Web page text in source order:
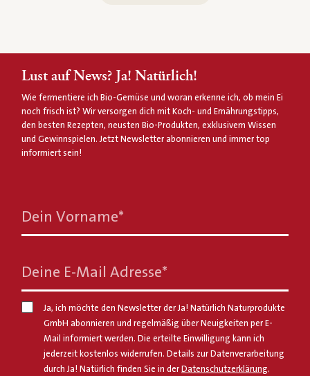
Lust auf News? Ja! Natürlich!
Wie fermentiere ich Bio-Gemüse und woran erkenne ich, ob mein Ei
noch frisch ist? Wir versorgen dich mit Koch- und Ernährungstipps,
den besten Rezepten, neusten Bio-Produkten, exklusivem Wissen
und Gewinnspielen. Jetzt Newsletter abonnieren und immer top
informiert sein!
Dein Vorname*
Deine E-Mail Adresse*
Ja, ich möchte den Newsletter der Ja! Natürlich Naturprodukte
GmbH abonnieren und regelmäßig über Neuigkeiten per E-
Mail informiert werden. Die erteilte Einwilligung kann ich
jederzeit kostenlos widerrufen. Details zur Datenverarbeitung
durch Ja! Natürlich finden Sie in derDatenschutzerklärung.